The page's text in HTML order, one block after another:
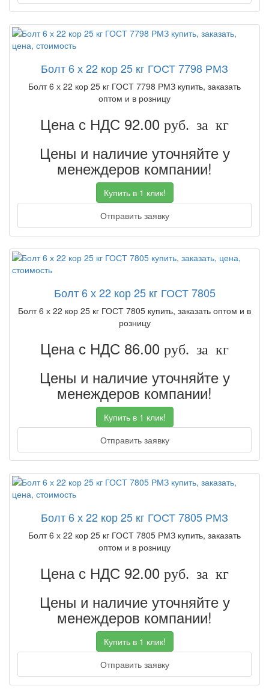
Болт 6 х 22 кор 25 кг ГОСТ 7798 РМЗ
Болт 6 х 22 кор 25 кг ГОСТ 7798 РМЗ купить, заказать
оптом и в розницу
Цена с НДС 92.00 руб. за кг
Цены и наличие уточняйте у
менеждеров компании!
Купить в 1 клик!
Отправить заявку
Болт 6 х 22 кор 25 кг ГОСТ 7805
Болт 6 х 22 кор 25 кг ГОСТ 7805 купить, заказать оптом и в
розницу
Цена с НДС 86.00 руб. за кг
Цены и наличие уточняйте у
менеждеров компании!
Купить в 1 клик!
Отправить заявку
Болт 6 х 22 кор 25 кг ГОСТ 7805 РМЗ
Болт 6 х 22 кор 25 кг ГОСТ 7805 РМЗ купить, заказать
оптом и в розницу
Цена с НДС 92.00 руб. за кг
Цены и наличие уточняйте у
менеждеров компании!
Купить в 1 клик!
Отправить заявку